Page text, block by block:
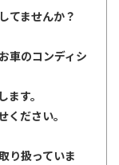
てませんか？
車のコンディシ
す。
ださい。
り扱っていま